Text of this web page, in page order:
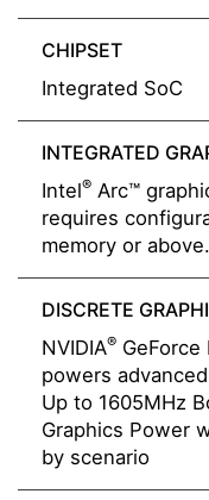
CHIPSET
Integrated SoC
INTEGRATED
Intel® Arc™
requires
memory or
DISCRETE
NVIDIA® GeForce
powers
Up to 1605MHz
Graphics Power
by scenario